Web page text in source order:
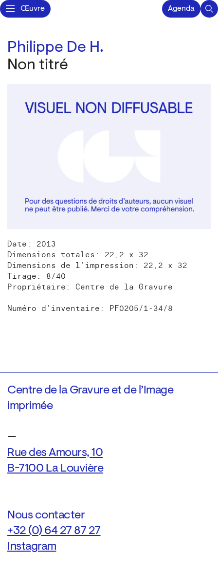
Œuvre Agenda
Philippe De H.
Non titré
Date: 2013
Dimensions totales: 22,2 x 32
Dimensions de l’impression: 22,2 x 32
Tirage: 8/40
Propriétaire: Centre de la Gravure
Numéro d'inventaire: PF0205/1-34/8
Centre de la Gravure et de l’Image
imprimée
—
Rue des Amours, 10
B-7100 La Louvière
Nous contacter
+32 (0) 64 27 87 27
Instagram